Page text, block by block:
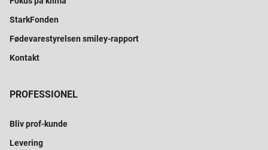
StarkFonden
Fødevarestyrelsen smiley-rapport
Kontakt
PROFESSIONEL
Bliv prof-kunde
Levering